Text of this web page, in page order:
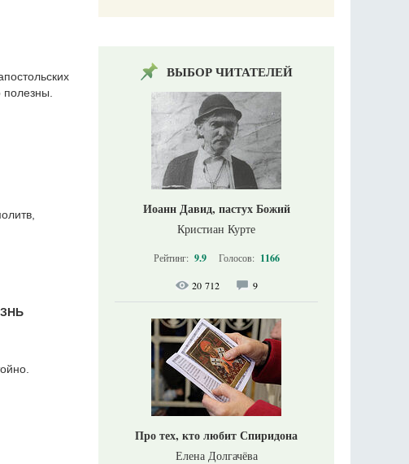
полезны.
ВЫБОР ЧИТАТЕЛЕЙ
Иоанн Давид, пастух Божий
Кристиан Курте
Рейтинг: 9.9 Голосов: 1166
20 712 9
Про тех, кто любит Спиридона
Елена Долгачёва